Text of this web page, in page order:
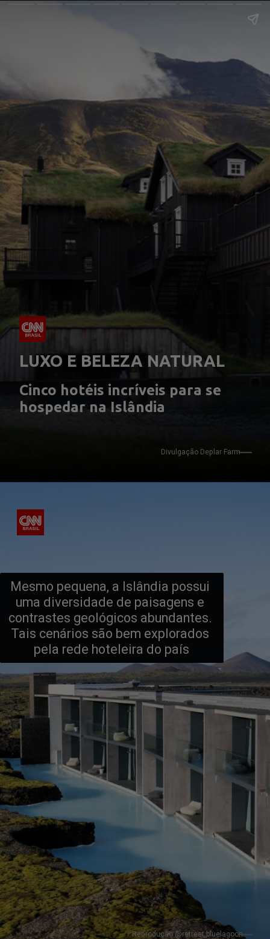
LUXO E BELEZA NATURAL
Divulgação Deplar Farm
Cinco hotéis incríveis para se
hospedar na Islândia
Mesmo pequena, a Islândia possui
uma diversidade de paisagens e
contrastes geológicos abundantes.
Tais cenários são bem explorados
pela rede hoteleira do país
Reprodução @retreat.bluelagoon